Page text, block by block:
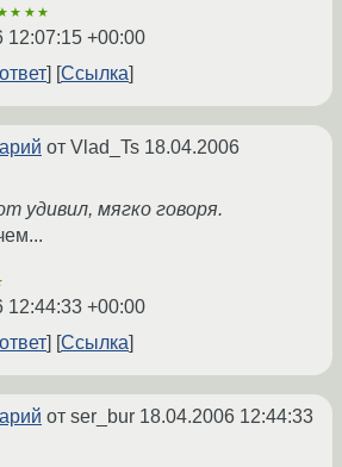
12:07:15 +00:00
Ссылка
от Vlad_Ts 18.04.2006
удивил, мягко говоря.
12:44:33 +00:00
Ссылка
от ser_bur 18.04.2006 12:44:33